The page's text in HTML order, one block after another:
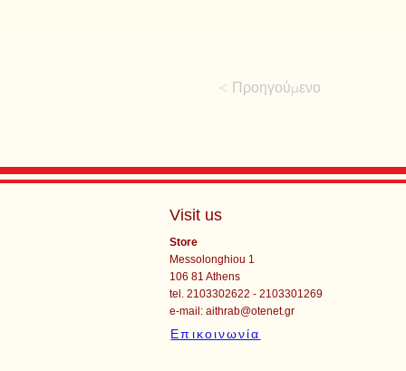
< Προηγούμενο
Visit us
Store
Messolonghiou 1
106 81 Athens
tel. 2103302622 - 2103301269
e-mail:aithrab@otenet.gr
Επικοινωνία